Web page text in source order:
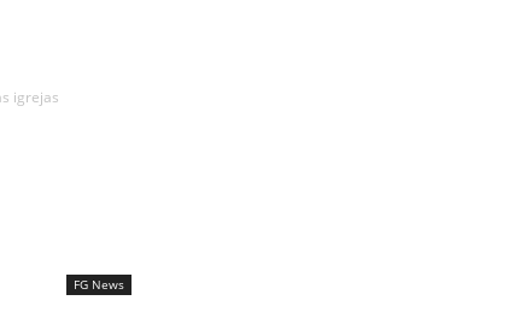
igrejas
FG News